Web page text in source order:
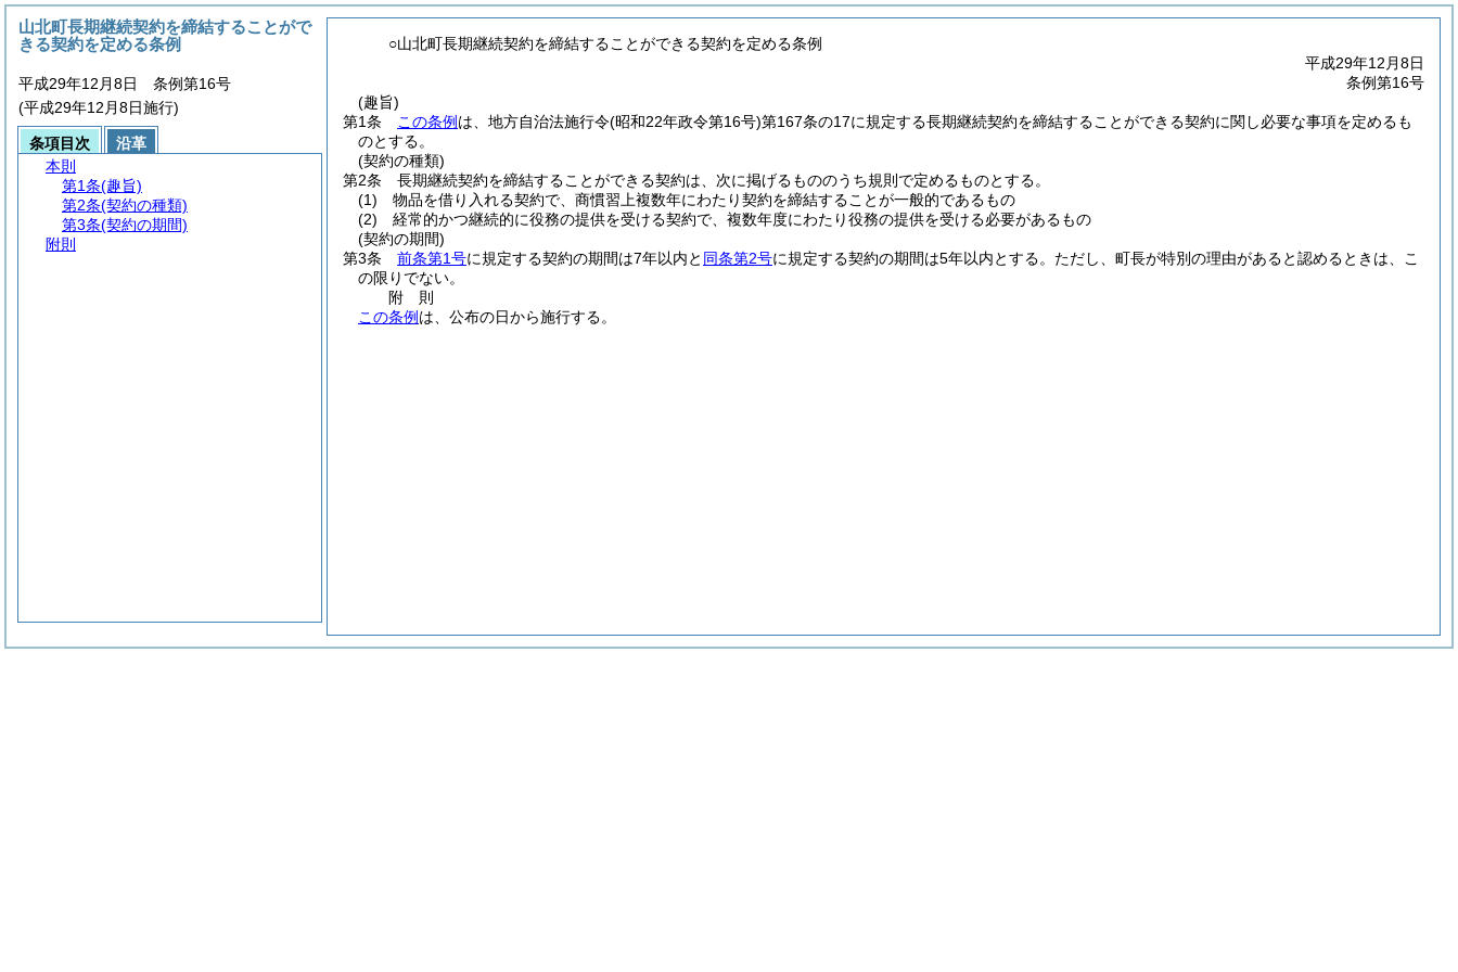
○山北町長期継続契約を締結することができる契約を定める条例
平成29年12月8日
条例第16号
(趣旨)
第1条
この条例 は、地方自治法施行令(昭和22年政令第16号)第167条の17に規定する長期継続契約を締結することができる契約に関し必要な事項を定めるも
のとする。
(契約の種類)
第2条
長期継続契約を締結することができる契約は、次に掲げるもののうち規則で定めるものとする。
(1)
物品を借り入れる契約で、商慣習上複数年にわたり契約を締結することが一般的であるもの
(2)
経常的かつ継続的に役務の提供を受ける契約で、複数年度にわたり役務の提供を受ける必要があるもの
(契約の期間)
第3条
前条第1号に規定する契約の期間は7年以内と 同条第2号に規定する契約の期間は5年以内とする。 ただし、町長が特別の理由があると認めるときは、こ
の限りでない。
附 則
この条例 は、公布の日から施行する。
山北町長期継続契約を締結することがで
きる契約を定める条例
平成29年12月8日 条例第16号
(平成29年12月8日施行)
条項目次
沿革
本則
第1条(趣旨)
第2条(契約の種類)
第3条(契約の期間)
附則